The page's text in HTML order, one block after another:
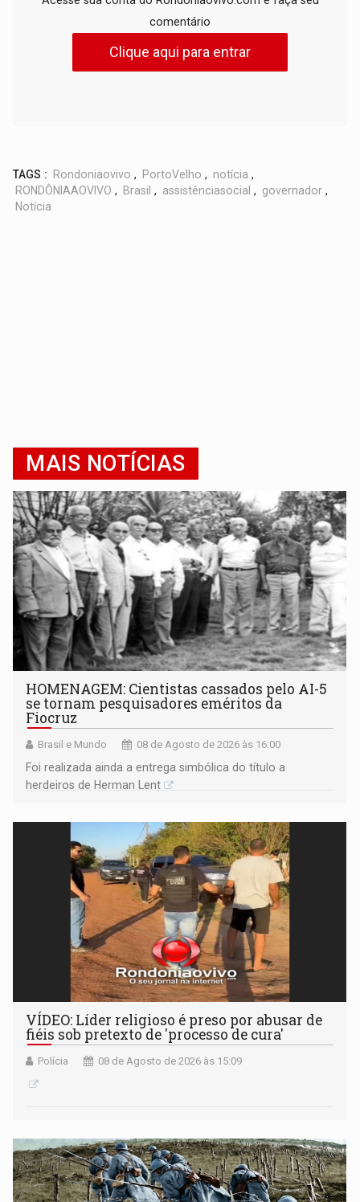
comentário
Clique aqui para entrar
TAGS : Rondoniaovivo , PortoVelho , notícia ,
RONDÔNIAAOVIVO , Brasil , assistênciasocial , governador ,
Notícia
MAIS NOTÍCIAS
HOMENAGEM: Cientistas cassados pelo AI-5
se tornam pesquisadores eméritos da
Fiocruz
Brasil e Mundo 08 de Agosto de 2026 às 16:00
Foi realizada ainda a entrega simbólica do título a
herdeiros de Herman Lent
VÍDEO: Líder religioso é preso por abusar de
fiéis sob pretexto de 'processo de cura'
Polícia 08 de Agosto de 2026 às 15:09